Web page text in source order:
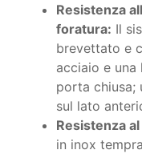
Resistenza
foratura: Il
brevettato e
acciaio e una
porta chiusa;
sul lato
Resistenza
in inox